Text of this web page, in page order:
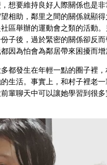
想要維持良好人際關係也是
相助，鄰里之間的關係就顯
區舉辦的運動會之類的活動
子後，過於緊密的關係卻反
因為怕會為鄰居帶來困擾而增
都發生在年輕一點的圈子裡
生活。事實上，和村子裡老
輩聊天中可以讓她學習到很